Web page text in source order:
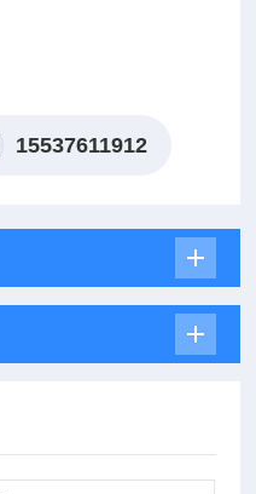
化器等多个测试领域。
15537611912